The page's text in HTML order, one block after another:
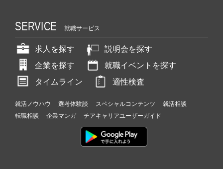
価
値
あ
る
人
財
|
ベ
チ
ャ
SERVICE 就職サービス
求人を探す
説明会を探す
企業を探す
就職イベントを探す
タイムライン
適性検査
就活ノウハウ 選考体験談 スペシャルコンテンツ
就活相談
転職相談
企業マンガ チアキャリアユーザーガイド